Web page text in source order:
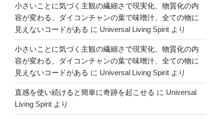
小さいことに気づく主観の繊細さで現実化、物質化の内
容が変わる、ダイコンチャンの葉で味噌汁、全ての物に
見えないコードがある に Universal Living Spirit より
小さいことに気づく主観の繊細さで現実化、物質化の内
容が変わる、ダイコンチャンの葉で味噌汁、全ての物に
見えないコードがある に Universal Living Spirit より
直感を使い続けると簡単に奇跡を起こせる に Universal
Living Spirit より